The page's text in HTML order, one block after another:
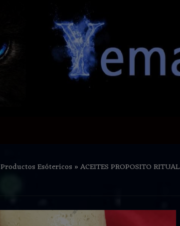
Productos Esótericos »ACEITES PROPOSITO RITUAL